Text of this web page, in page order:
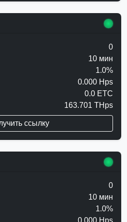
0
10 мин
1.0%
0.000 Hps
0.0 ETC
163.701 THps
ссылку
0
10 мин
1.0%
0.000 Hps